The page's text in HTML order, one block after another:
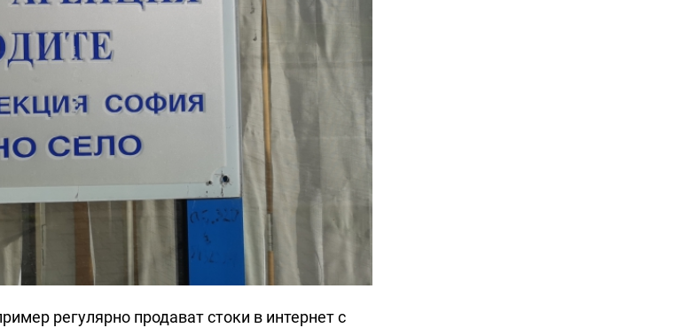
регулярно продават стоки в интернет с